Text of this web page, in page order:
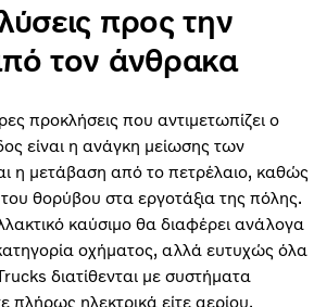
προς την
τον άνθρακα
προκλήσεις που αντιμετωπίζει ο
είναι η ανάγκη μείωσης των
η μετάβαση από το πετρέλαιο, καθώς
θορύβου στα εργοτάξια της πόλης.
καύσιμο θα διαφέρει ανάλογα
οχήματος, αλλά ευτυχώς όλα
διατίθενται με συστήματα
πλήρως ηλεκτρικά είτε αερίου.